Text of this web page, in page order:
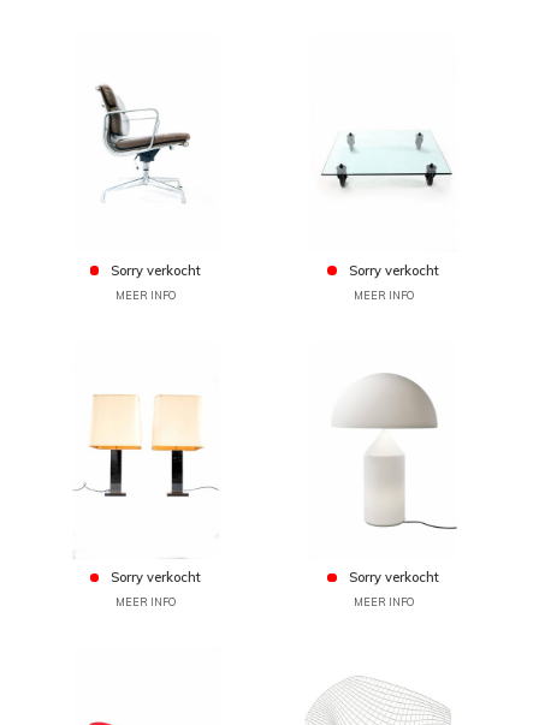
Sorry verkocht
MEER INFO
Sorry verkocht
MEER INFO
Sorry verkocht
MEER INFO
Sorry verkocht
MEER INFO